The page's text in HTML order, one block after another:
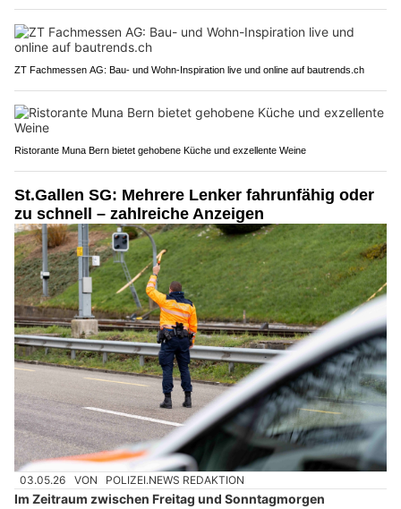
ZT Fachmessen AG: Bau- und Wohn-Inspiration live und online auf bautrends.ch
Ristorante Muna Bern bietet gehobene Küche und exzellente Weine
St.Gallen SG: Mehrere Lenker fahrunfähig oder
zu schnell – zahlreiche Anzeigen
03.05.26 VON POLIZEI.NEWS REDAKTION
Im Zeitraum zwischen Freitag und Sonntagmorgen